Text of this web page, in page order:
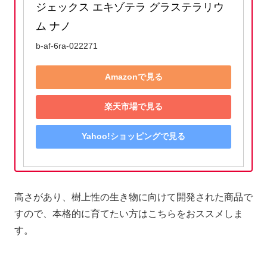
ジェックス エキゾテラ グラステラリウ
ム ナノ
b-af-6ra-022271
Amazonで見る
楽天市場で見る
Yahoo!ショッピングで見る
高さがあり、樹上性の生き物に向けて開発された商品で
すので、本格的に育てたい方はこちらをおススメしま
す。